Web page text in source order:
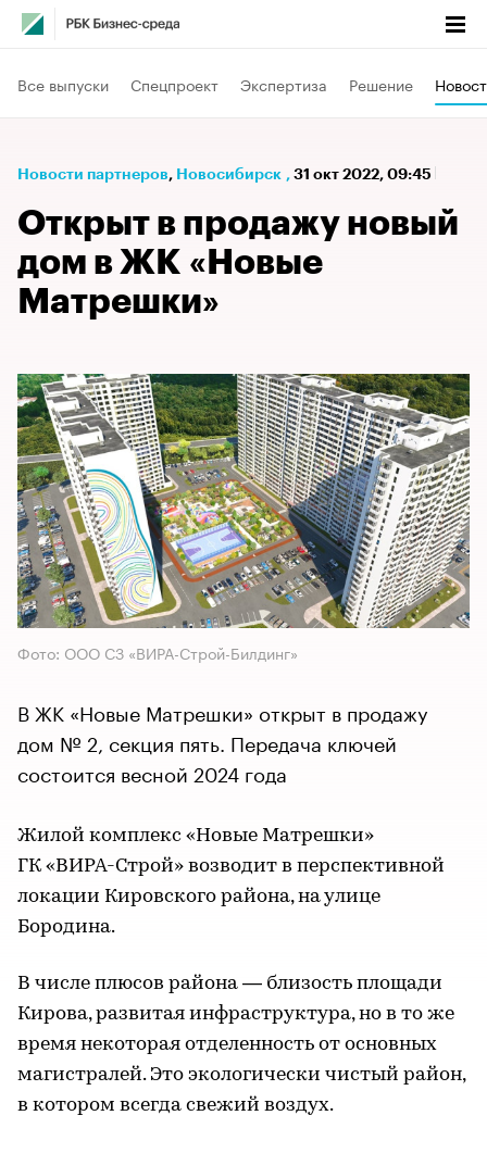
Все выпуски Спецпроект Экспертиза Решение
Новости партнеров⁠, Новосибирск , 31 окт 2022, 09:45
Открыт в продажу новый
дом в ЖК «Новые
Матрешки»
Фото: ООО СЗ «ВИРА-Строй-Билдинг»​​​​​​​
В ЖК «Новые Матрешки» открыт в продажу
дом № 2, секция пять. Передача ключей
состоится весной 2024 года
Жилой комплекс «Новые Матрешки»
ГК «ВИРА-Строй» возводит в перспективной
локации Кировского района, на улице
Бородина.
В числе плюсов района — близость площади
Кирова, развитая инфраструктура, но в то же
время некоторая отделенность от основных
магистралей. Это экологически чистый район,
в котором всегда свежий воздух.